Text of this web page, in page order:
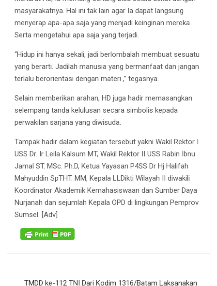
masyarakatnya. Hal ini tak lain agar Ia dapat langsung
menyerap apa-apa saja yang menjadi keinginan mereka.
Serta mengetahui apa saja yang terjadi.
“Hidup ini hanya sekali, jadi berlombalah membuat sesuatu
yang berarti. Jadilah manusia yang bermanfaat dan jangan
terlalu berorientasi dengan materi ,” tegasnya.
Selain memberikan arahan, HD juga hadir memasangkan
selempang tanda kelulusan secara simbolis kepada
perwakilan sarjana yang diwisuda.
Tampak hadir dalam kegiatan tersebut yakni Wakil Rektor I
USS Dr. Ir Leila Kalsum MT, Wakil Rektor II USS Rabin Ibnu
Jamal ST. MSc. Ph.D, Ketua Yayasan P4SS Dr Hj Halifah
Mahyuddin SpTHT. MM, Kepala LLDikti Wilayah II diwakili
Koordinator Akademik Kemahasiswaan dan Sumber Daya
Nurjanah dan sejumlah Kepala OPD di lingkungan Pemprov
Sumsel. [Adv]
TMDD ke-112 TNI Dari Kodim 1316/Batam Laksanakan